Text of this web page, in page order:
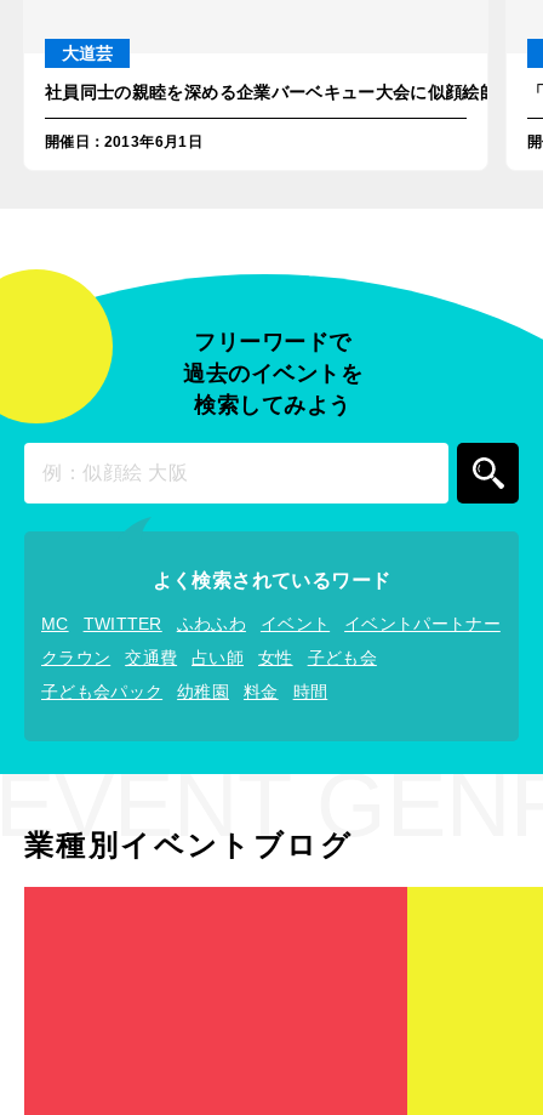
大道芸
社員同士の親睦を深める企業バーベキュー大会に似顔絵師を派
開催日 ：2013年6月1日
フリーワードで
過去のイベントを
検索してみよう
よく検索されているワード
MC TWITTER ふわふわ イベント
イベントパートナー
クラウン
交通費 占い師 女性
子ども会
子ども会パック
幼稚園 料金 時間
業種別イベントブログ